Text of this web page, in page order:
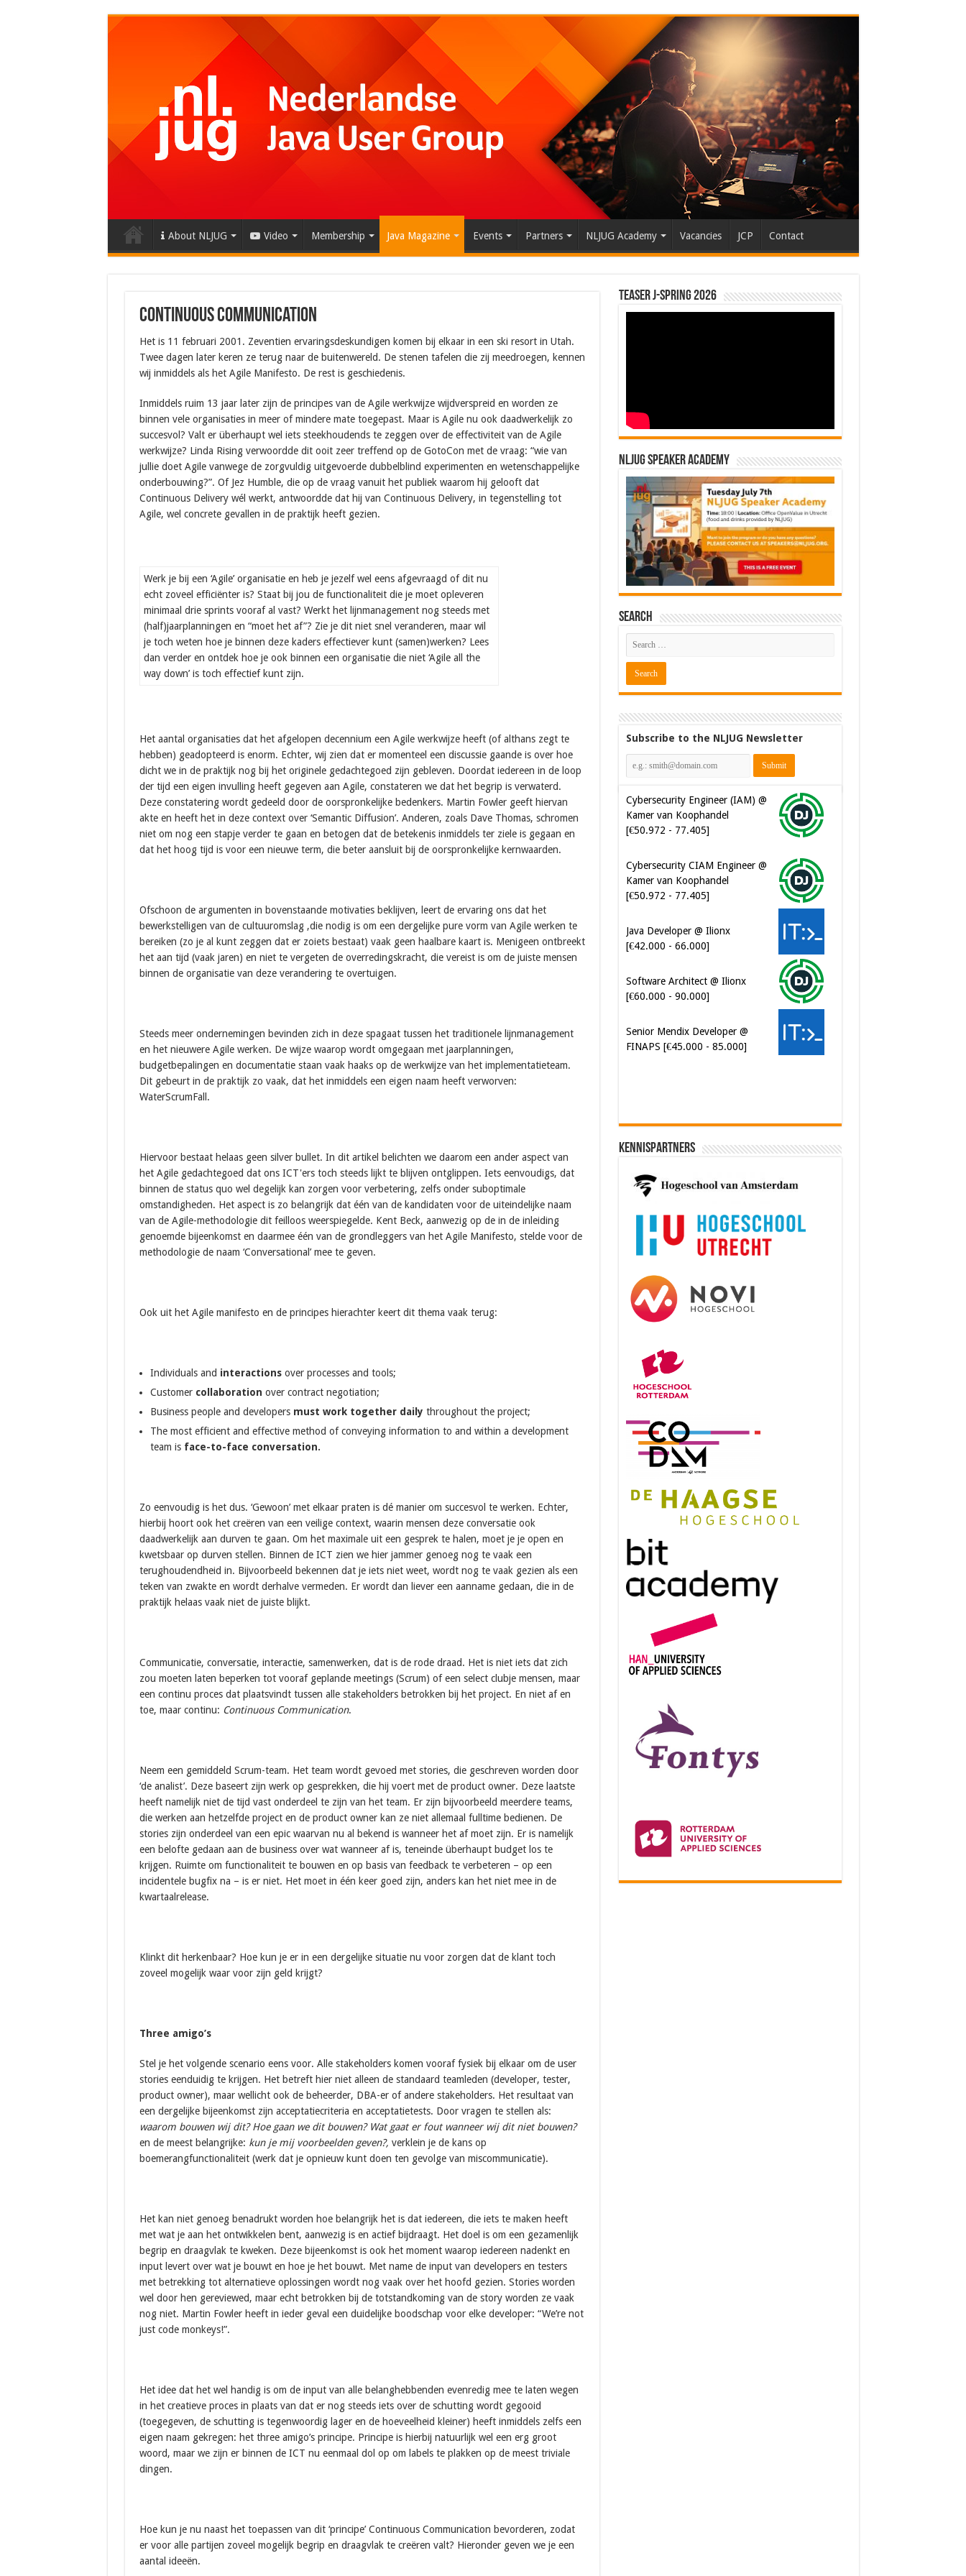
About NLJUG Video Membership Java Magazine Events Partners NLJUG Academy Vacancies JCP Contact
Continuous Communication
Het is 11 februari 2001. Zeventien ervaringsdeskundigen komen bij elkaar in een ski resort in Utah.
Twee dagen later keren ze terug naar de buitenwereld. De stenen tafelen die zij meedroegen, kennen
wij inmiddels als het Agile Manifesto. De rest is geschiedenis.
Inmiddels ruim 13 jaar later zijn de principes van de Agile werkwijze wijdverspreid en worden ze
binnen vele organisaties in meer of mindere mate toegepast. Maar is Agile nu ook daadwerkelijk zo
succesvol? Valt er überhaupt wel iets steekhoudends te zeggen over de effectiviteit van de Agile
werkwijze? Linda Rising verwoordde dit ooit zeer treffend op de GotoCon met de vraag: “wie van
jullie doet Agile vanwege de zorgvuldig uitgevoerde dubbelblind experimenten en wetenschappelijke
onderbouwing?”. Of Jez Humble, die op de vraag vanuit het publiek waarom hij gelooft dat
Continuous Delivery wél werkt, antwoordde dat hij van Continuous Delivery, in tegenstelling tot
Agile, wel concrete gevallen in de praktijk heeft gezien.
Werk je bij een ‘Agile’ organisatie en heb je jezelf wel eens afgevraagd of dit nu
echt zoveel efficiënter is? Staat bij jou de functionaliteit die je moet opleveren
minimaal drie sprints vooraf al vast? Werkt het lijnmanagement nog steeds met
(half)jaarplanningen en “moet het af”? Zie je dit niet snel veranderen, maar wil
je toch weten hoe je binnen deze kaders effectiever kunt (samen)werken? Lees
dan verder en ontdek hoe je ook binnen een organisatie die niet ‘Agile all the
way down’ is toch effectief kunt zijn.
Het aantal organisaties dat het afgelopen decennium een Agile werkwijze heeft (of althans zegt te
hebben) geadopteerd is enorm. Echter, wij zien dat er momenteel een discussie gaande is over hoe
dicht we in de praktijk nog bij het originele gedachtegoed zijn gebleven. Doordat iedereen in de loop
der tijd een eigen invulling heeft gegeven aan Agile, constateren we dat het begrip is verwaterd.
Deze constatering wordt gedeeld door de oorspronkelijke bedenkers. Martin Fowler geeft hiervan
akte en heeft het in deze context over ‘Semantic Diffusion’. Anderen, zoals Dave Thomas, schromen
niet om nog een stapje verder te gaan en betogen dat de betekenis inmiddels ter ziele is gegaan en
dat het hoog tijd is voor een nieuwe term, die beter aansluit bij de oorspronkelijke kernwaarden.
Ofschoon de argumenten in bovenstaande motivaties beklijven, leert de ervaring ons dat het
bewerkstelligen van de cultuuromslag ,die nodig is om een dergelijke pure vorm van Agile werken te
bereiken (zo je al kunt zeggen dat er zoiets bestaat) vaak geen haalbare kaart is. Menigeen ontbreekt
het aan tijd (vaak jaren) en niet te vergeten de overredingskracht, die vereist is om de juiste mensen
binnen de organisatie van deze verandering te overtuigen.
Steeds meer ondernemingen bevinden zich in deze spagaat tussen het traditionele lijnmanagement
en het nieuwere Agile werken. De wijze waarop wordt omgegaan met jaarplanningen,
budgetbepalingen en documentatie staan vaak haaks op de werkwijze van het implementatieteam.
Dit gebeurt in de praktijk zo vaak, dat het inmiddels een eigen naam heeft verworven:
WaterScrumFall.
Hiervoor bestaat helaas geen silver bullet. In dit artikel belichten we daarom een ander aspect van
het Agile gedachtegoed dat ons ICT'ers toch steeds lijkt te blijven ontglippen. Iets eenvoudigs, dat
binnen de status quo wel degelijk kan zorgen voor verbetering, zelfs onder suboptimale
omstandigheden. Het aspect is zo belangrijk dat één van de kandidaten voor de uiteindelijke naam
van de Agile-methodologie dit feilloos weerspiegelde. Kent Beck, aanwezig op de in de inleiding
genoemde bijeenkomst en daarmee één van de grondleggers van het Agile Manifesto, stelde voor de
methodologie de naam ‘Conversational’ mee te geven.
Ook uit het Agile manifesto en de principes hierachter keert dit thema vaak terug:
Individuals and interactionsover processes and tools;
Customer collaboration over contract negotiation;
Business people and developers must work together daily throughout the project;
The most efficient and effective method of conveying information to and within a development
team is face-to-face conversation.
Zo eenvoudig is het dus. ‘Gewoon’ met elkaar praten is dé manier om succesvol te werken. Echter,
hierbij hoort ook het creëren van een veilige context, waarin mensen deze conversatie ook
daadwerkelijk aan durven te gaan. Om het maximale uit een gesprek te halen, moet je je open en
kwetsbaar op durven stellen. Binnen de ICT zien we hier jammer genoeg nog te vaak een
terughoudendheid in. Bijvoorbeeld bekennen dat je iets niet weet, wordt nog te vaak gezien als een
teken van zwakte en wordt derhalve vermeden. Er wordt dan liever een aanname gedaan, die in de
praktijk helaas vaak niet de juiste blijkt.
Communicatie, conversatie, interactie, samenwerken, dat is de rode draad. Het is niet iets dat zich
zou moeten laten beperken tot vooraf geplande meetings (Scrum) of een select clubje mensen, maar
een continu proces dat plaatsvindt tussen alle stakeholders betrokken bij het project. En niet af en
toe, maar continu: Continuous Communication.
Neem een gemiddeld Scrum-team. Het team wordt gevoed met stories, die geschreven worden door
‘de analist’. Deze baseert zijn werk op gesprekken, die hij voert met de product owner. Deze laatste
heeft namelijk niet de tijd vast onderdeel te zijn van het team. Er zijn bijvoorbeeld meerdere teams,
die werken aan hetzelfde project en de product owner kan ze niet allemaal fulltime bedienen. De
stories zijn onderdeel van een epic waarvan nu al bekend is wanneer het af moet zijn. Er is namelijk
een belofte gedaan aan de business over wat wanneer af is, teneinde überhaupt budget los te
krijgen. Ruimte om functionaliteit te bouwen en op basis van feedback te verbeteren – op een
incidentele bugfix na – is er niet. Het moet in één keer goed zijn, anders kan het niet mee in de
kwartaalrelease.
Klinkt dit herkenbaar? Hoe kun je er in een dergelijke situatie nu voor zorgen dat de klant toch
zoveel mogelijk waar voor zijn geld krijgt?
Three amigo’s
Stel je het volgende scenario eens voor. Alle stakeholders komen vooraf fysiek bij elkaar om de user
stories eenduidig te krijgen. Het betreft hier niet alleen de standaard teamleden (developer, tester,
product owner), maar wellicht ook de beheerder, DBA-er of andere stakeholders. Het resultaat van
een dergelijke bijeenkomst zijn acceptatiecriteria en acceptatietests. Door vragen te stellen als:
waarom bouwen wij dit? Hoe gaan we dit bouwen? Wat gaat er fout wanneer wij dit niet bouwen?
en de meest belangrijke: kun je mij voorbeelden geven?, verklein je de kans op
boemerangfunctionaliteit (werk dat je opnieuw kunt doen ten gevolge van miscommunicatie).
Het kan niet genoeg benadrukt worden hoe belangrijk het is dat iedereen, die iets te maken heeft
met wat je aan het ontwikkelen bent, aanwezig is en actief bijdraagt. Het doel is om een gezamenlijk
begrip en draagvlak te kweken. Deze bijeenkomst is ook het moment waarop iedereen nadenkt en
input levert over wat je bouwt en hoe je het bouwt. Met name de input van developers en testers
met betrekking tot alternatieve oplossingen wordt nog vaak over het hoofd gezien. Stories worden
wel door hen gereviewed, maar echt betrokken bij de totstandkoming van de story worden ze vaak
nog niet. Martin Fowler heeft in ieder geval een duidelijke boodschap voor elke developer: “We’re not
just code monkeys!”.
Het idee dat het wel handig is om de input van alle belanghebbenden evenredig mee te laten wegen
in het creatieve proces in plaats van dat er nog steeds iets over de schutting wordt gegooid
(toegegeven, de schutting is tegenwoordig lager en de hoeveelheid kleiner) heeft inmiddels zelfs een
eigen naam gekregen: het three amigo’s principe. Principe is hierbij natuurlijk wel een erg groot
woord, maar we zijn er binnen de ICT nu eenmaal dol op om labels te plakken op de meest triviale
dingen.
Hoe kun je nu naast het toepassen van dit ‘principe’ Continuous Communication bevorderen, zodat
er voor alle partijen zoveel mogelijk begrip en draagvlak te creëren valt? Hieronder geven we je een
aantal ideeën.
Teaser J-Spring 2026
NLJUG Speaker Academy
Search
Subscribe to the NLJUG Newsletter
Cybersecurity Engineer (IAM) @
Kamer van Koophandel
[€50.972 - 77.405]
Cybersecurity CIAM Engineer @
Kamer van Koophandel
[€50.972 - 77.405]
Java Developer @ Ilionx
[€42.000 - 66.000]
[€60.000 - 90.000]
FINAPS [€45.000 - 85.000]
Kennispartners